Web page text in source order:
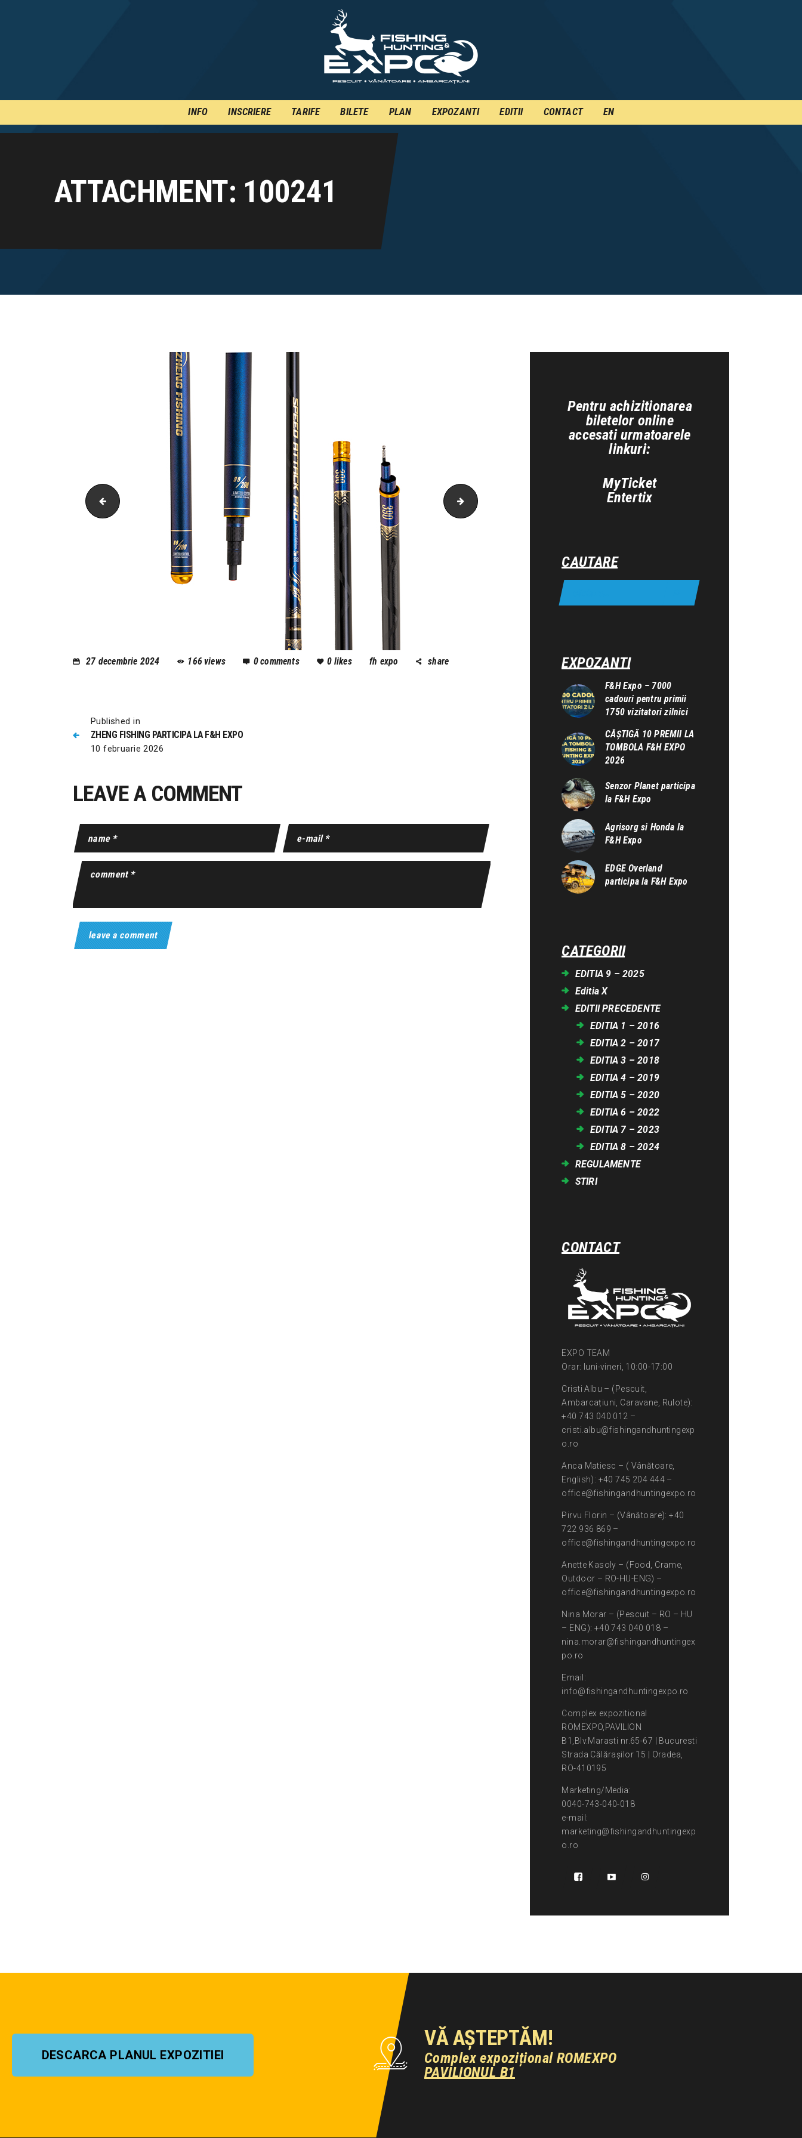
INFO INSCRIERE TARIFE BILETE PLAN EXPOZANTI EDITII CONTACT EN
ATTACHMENT: 100241
INSCRIERE
PLAN
CONTACT
logo zheng 1003613
27 decembrie 2024 166 views 0comments 0 likes fh expo share
Published in
ZHENG FISHING PARTICIPA LA F&H EXPO
10 februarie 2026
LEAVE A COMMENT
Pentru achizitionarea
biletelor online
accesati urmatoarele
linkuri:
MyTicket
Entertix
CAUTARE
EXPOZANTI
F&H Expo – 7000
cadouri pentru primii
1750 vizitatori zilnici
CÂȘTIGĂ 10 PREMII LA
TOMBOLA F&H EXPO
2026
Senzor Planet participa
la F&H Expo
Agrisorg si Honda la
F&H Expo
EDGE Overland
participa la F&H Expo
CATEGORII
EDITIA 9 – 2025
Editia X
EDITII PRECEDENTE
EDITIA 1 – 2016
EDITIA 2 – 2017
EDITIA 3 – 2018
EDITIA 4 – 2019
EDITIA 5 – 2020
EDITIA 6 – 2022
EDITIA 7 – 2023
EDITIA 8 – 2024
REGULAMENTE
STIRI
CONTACT
EXPO TEAM
Orar: luni-vineri, 10:00-17:00
Cristi Albu – (Pescuit,
Ambarcațiuni, Caravane, Rulote):
+40 743 040 012 –
cristi.albu@fishingandhuntingexp
o.ro
Anca Matiesc – ( Vânătoare,
English): +40 745 204 444 –
office@fishingandhuntingexpo.ro
Pirvu Florin – (Vânătoare): +40
722 936 869 –
office@fishingandhuntingexpo.ro
Anette Kasoly – (Food, Crame,
Outdoor – RO-HU-ENG) –
office@fishingandhuntingexpo.ro
Nina Morar – (Pescuit – RO – HU
– ENG): +40 743 040 018 –
nina.morar@fishingandhuntingex
po.ro
Email:
info@fishingandhuntingexpo.ro
Complex expozitional
ROMEXPO,PAVILION
B1,Blv.Marasti nr.65-67 | Bucuresti
Strada Călărașilor 15 | Oradea,
RO-410195
Marketing/Media:
0040-743-040-018
e-mail:
marketing@fishingandhuntingexp
o.ro
DESCARCA PLANUL EXPOZITIEI
VĂ AȘTEPTĂM!
Complex expozițional ROMEXPO
PAVILIONUL B1